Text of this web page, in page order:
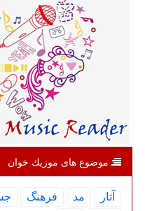
موضوع های موزیك خوان
آثار مد فرهنگ